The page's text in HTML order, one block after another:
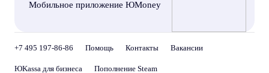
Мобильное приложение ЮMoney
+7 495 197-86-86 Помощь Контакты Вакансии
ЮKassa для бизнеса Пополнение Steam